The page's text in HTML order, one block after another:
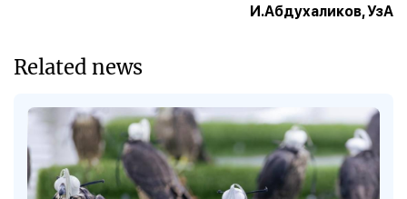
И.Абдухаликов, УзА
Related news